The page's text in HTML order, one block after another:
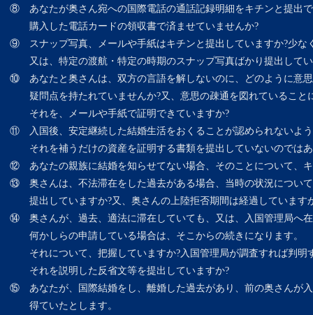
⑧ あなたが奥さん宛への国際電話の通話記録明細をキチンと提出で
購入した電話カードの領収書で済ませていませんか?
⑨ スナップ写真、メールや手紙はキチンと提出していますか?少な
又は、特定の渡航・特定の時期のスナップ写真ばかり提出してい
⑩ あなたと奥さんは、双方の言語を解しないのに、どのように意思
疑問点を持たれていませんか?又、意思の疎通を図れていること
それを、メールや手紙で証明できていますか?
⑪ 入国後、安定継続した結婚生活をおくることが認められないよう
それを補うだけの資産を証明する書類を提出していないのではあ
⑫ あなたの親族に結婚を知らせてない場合、そのことについて、キ
⑬ 奥さんは、不法滞在をした過去がある場合、当時の状況について
提出していますか?又、奥さんの上陸拒否期間は経過しています
⑭ 奥さんが、過去、適法に滞在していても、又は、入国管理局へ在
何かしらの申請している場合は、そこからの続きになります。
それについて、把握していますか?入国管理局が調査すれば判明
それを説明した反省文等を提出していますか?
⑮ あなたが、国際結婚をし、離婚した過去があり、前の奥さんが入
得ていたとします。